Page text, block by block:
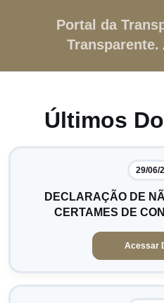
Portal da
Transparente.
Últimos
29/06/
DECLARAÇÃO DE
CERTAMES DE
Acessar